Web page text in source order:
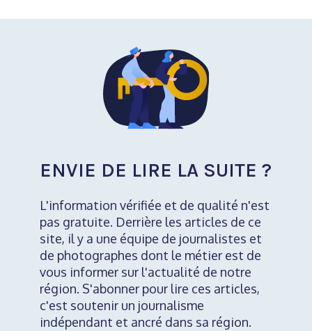
ENVIE DE LIRE LA SUITE ?
L'information vérifiée et de qualité n'est
pas gratuite. Derrière les articles de ce
site, il y a une équipe de journalistes et
de photographes dont le métier est de
vous informer sur l'actualité de notre
région. S'abonner pour lire ces articles,
c'est soutenir un journalisme
indépendant et ancré dans sa région.